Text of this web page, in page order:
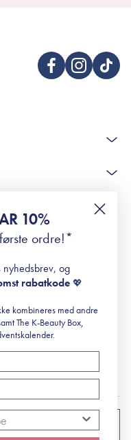
10%
ordre!*
nyhedsbrev, og
rabatkode 💖
kombineres med andre
The K-Beauty Box,